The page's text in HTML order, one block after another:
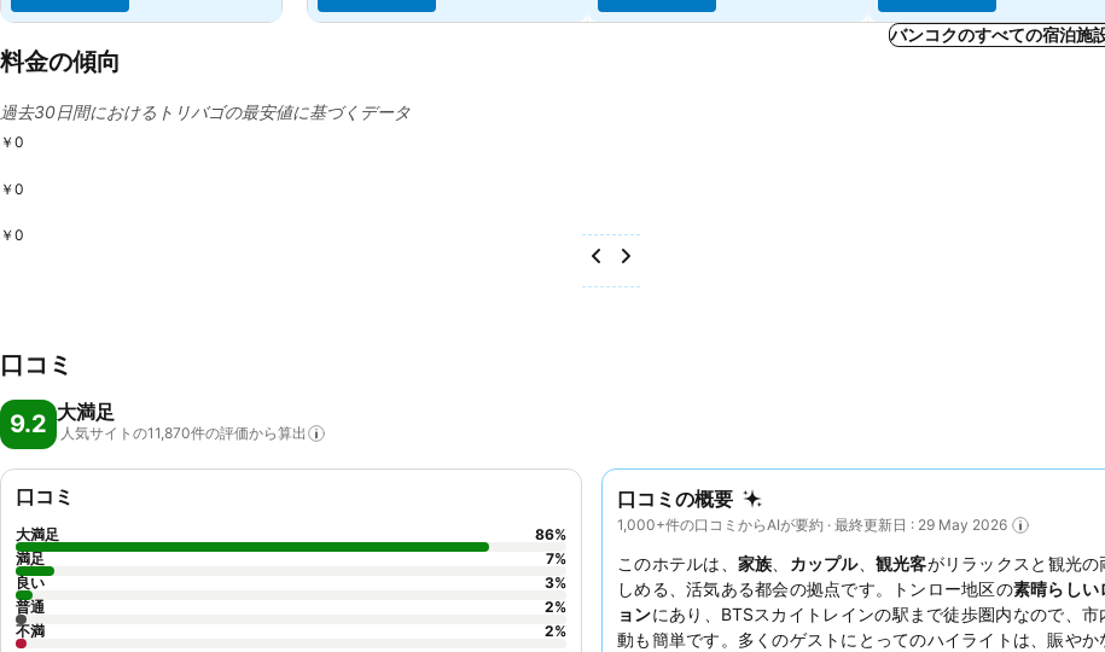
バンコクのすべての宿泊施
料金の傾向
過去30日間におけるトリバゴの最安値に基づくデータ
￥0
￥0
￥0
口コミ
9.2 大満足
人気サイトの11,870件の評価から算出
口コミの概要
1,000+件の口コミからAIが要約 · 最終更新日 : 29 May 2026
このホテルは、 家族 カップル、 観光客がリラックスと観光の
しめる、活気ある都会の拠点です。トンロー地区の素晴らしい
ョンにあり、BTSスカイトレインの駅まで徒歩圏内なので、市
動も簡単です。多くのゲストにとってのハイライトは、賑やか
口コミ
大満足 86%
満足
7%
良い
3%
普通
2%
不満
2%